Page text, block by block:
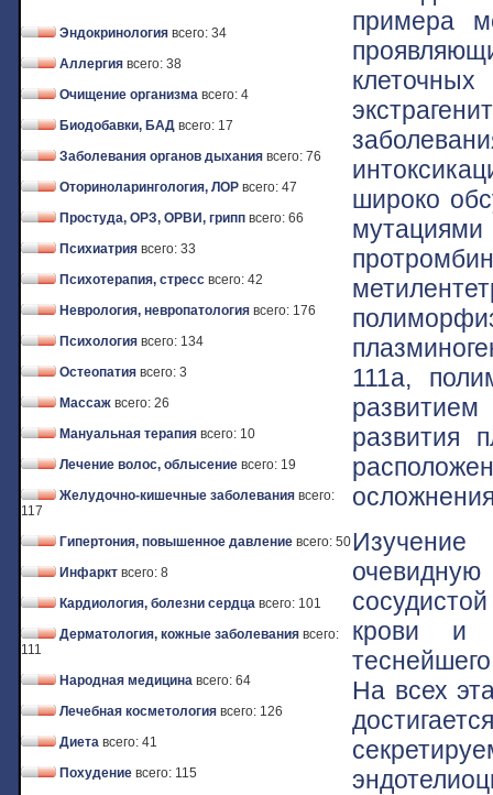
Эндокринология всего: 34
Аллергия всего: 38
Очищение организма всего: 4
Биодобавки, БАД всего: 17
Заболевания органов дыхания всего: 76
Оториноларингология, ЛОР всего: 47
Простуда, ОРЗ, ОРВИ, грипп всего: 66
Психиатрия всего: 33
Психотерапия, стресс всего: 42
Неврология, невропатология всего: 176
Психология всего: 134
Остеопатия всего: 3
Массаж всего: 26
Мануальная терапия всего: 10
Лечение волос, облысение всего: 19
Желудочно-кишечные заболевания всего:
117
Гипертония, повышенное давление всего: 50
Инфаркт всего: 8
Кардиология, болезни сердца всего: 101
Дерматология, кожные заболевания всего:
111
Народная медицина всего: 64
Лечебная косметология всего: 126
Диета всего: 41
Похудение всего: 115
примера
широко
111a,
развитием
развития
крови и
На всех